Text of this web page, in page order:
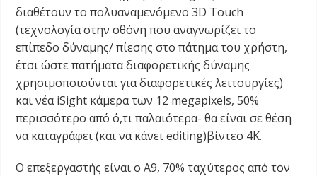
διαθέτουν το πολυαναμενόμενο 3D Touch
(τεχνολογία στην οθόνη που αναγνωρίζει το
επίπεδο δύναμης/ πίεσης στο πάτημα του χρήστη,
έτσι ώστε πατήματα διαφορετικής δύναμης
χρησιμοποιούνται για διαφορετικές λειτουργίες)
και νέα iSight κάμερα των 12 megapixels, 50%
περισσότερο από ό,τι παλαιότερα- θα είναι σε θέση
να καταγράφει (και να κάνει editing)βίντεο 4Κ.
Ο επεξεργαστής είναι ο Α9, 70% ταχύτερος από τον